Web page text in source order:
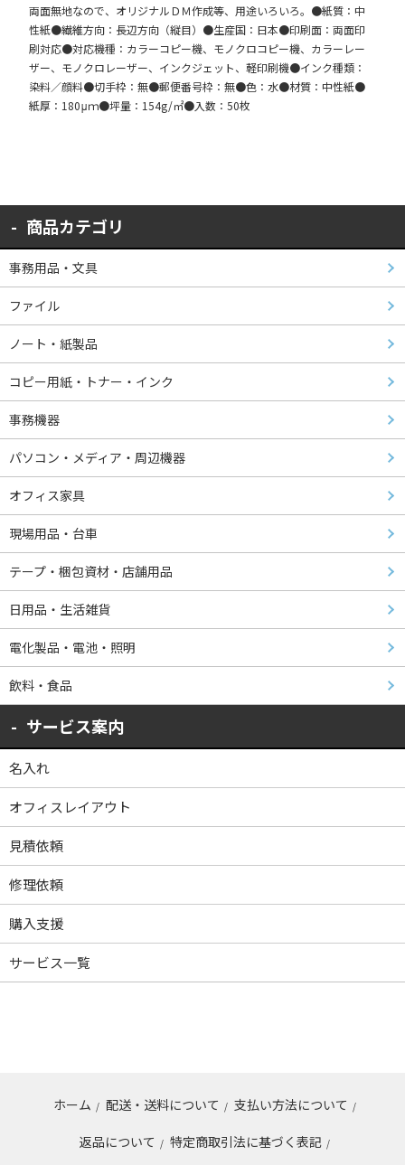
両面無地なので、オリジナルＤＭ作成等、用途いろいろ。●紙質：中
性紙●繊維方向：長辺方向（縦目）●生産国：日本●印刷面：両面印
刷対応●対応機種：カラーコピー機、モノクロコピー機、カラーレー
ザー、モノクロレーザー、インクジェット、軽印刷機●インク種類：
染料／顔料●切手枠：無●郵便番号枠：無●色：水●材質：中性紙●
紙厚：180μｍ●坪量：154g/㎡●入数：50枚
商品カテゴリ
事務用品・文具
ファイル
ノート・紙製品
コピー用紙・トナー・インク
事務機器
パソコン・メディア・周辺機器
オフィス家具
現場用品・台車
テープ・梱包資材・店舗用品
日用品・生活雑貨
電化製品・電池・照明
飲料・食品
サービス案内
名入れ
オフィスレイアウト
見積依頼
修理依頼
購入支援
サービス一覧
ホーム / 配送・送料について / 支払い方法について /
返品について / 特定商取引法に基づく表記 /